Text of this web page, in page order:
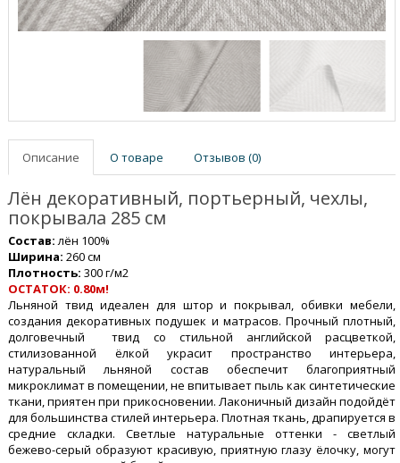
Описание О товаре Отзывов (0)
Лён декоративный, портьерный, чехлы,
покрывала 285 см
Состав:лён 100%
Ширина: 260 см
Плотность: 300 г/м2
ОСТАТОК: 0.80м!
Льняной твид идеален для штор и покрывал, обивки мебели,
создания декоративных подушек и матрасов. Прочный плотный,
долговечный твид со стильной английской расцветкой,
стилизованной ёлкой украсит пространство интерьера,
натуральный льняной состав обеспечит благоприятный
микроклимат в помещении, не впитывает пыль как синтетические
ткани, приятен при прикосновении. Лаконичный дизайн подойдёт
для большинства стилей интерьера. Плотная ткань, драпируется в
средние складки. Светлые натуральные оттенки - светлый
бежево-серый образуют красивую, приятную глазу ёлочку, могут